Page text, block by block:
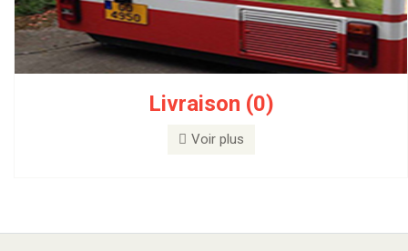
Livraison (0)
Voir plus